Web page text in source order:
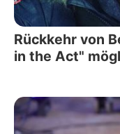
Rückkehr von
in the Act"